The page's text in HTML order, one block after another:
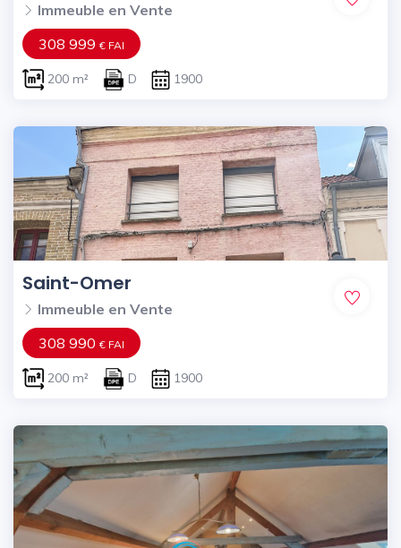
Immeuble en Vente
308 999€ FAI
200 m² D 1900
Saint-Omer
Immeuble en Vente
308 990€ FAI
200 m² D 1900